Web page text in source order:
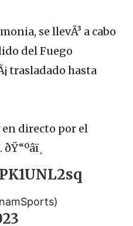
se llevÃ³ a cabo
del Fuego
trasladado hasta
en directo por el